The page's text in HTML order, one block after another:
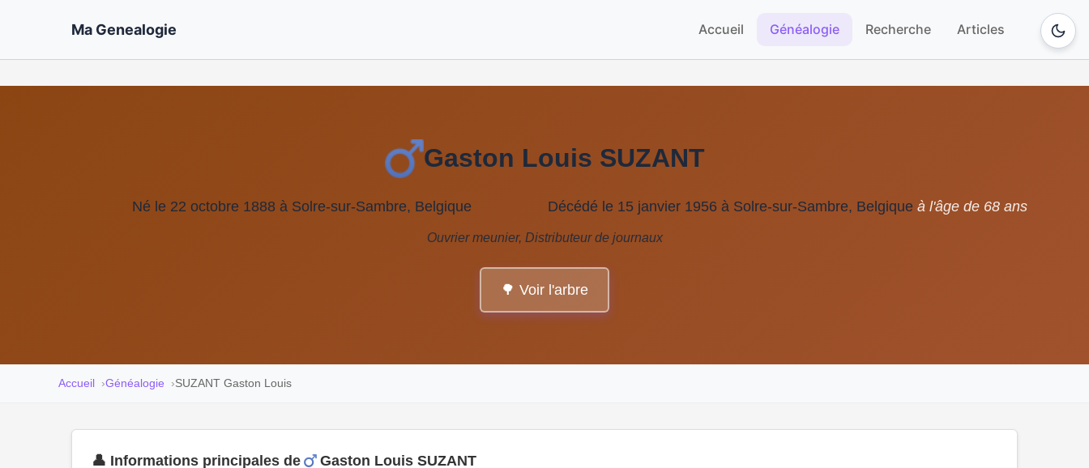
Ma Genealogie Accueil Généalogie Recherche Articles
Gaston Louis SUZANT
Né le 22 octobre 1888 à Solre-sur-Sambre, Belgique Décédé le 15 janvier 1956 à Solre-sur-Sambre, Belgique à l'âge de 68 ans
Ouvrier meunier, Distributeur de journaux
🌳 Voir l'arbre
Accueil Généalogie SUZANT Gaston Louis
👤 Informations principales de Gaston Louis SUZANT